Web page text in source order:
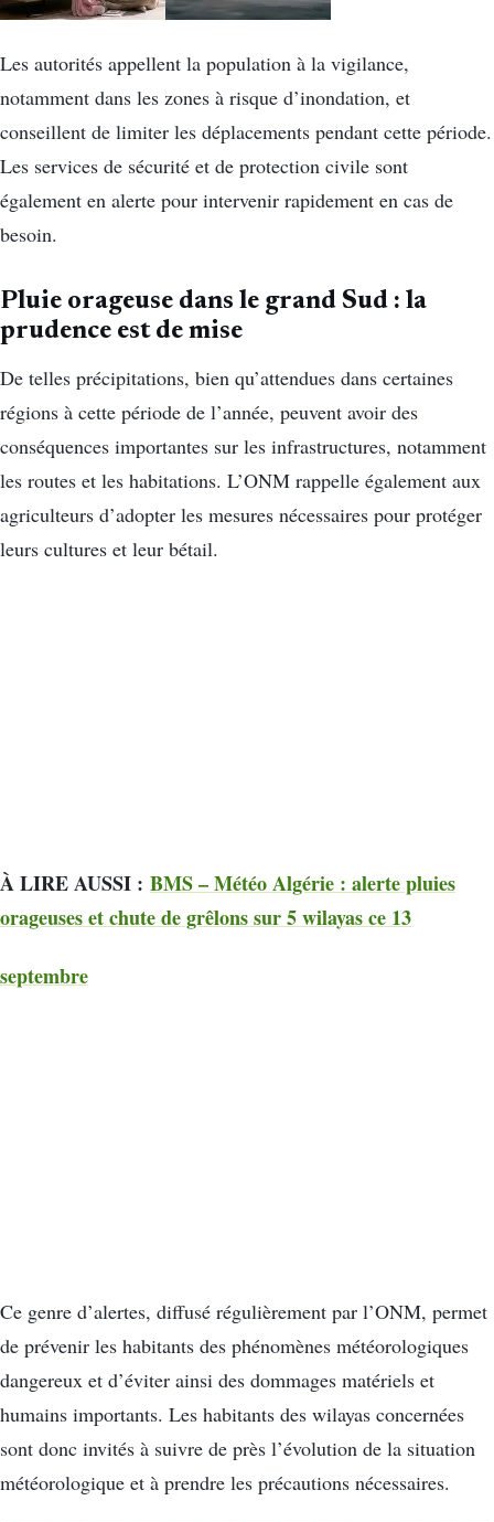
Les autorités appellent la population à la vigilance,
notamment dans les zones à risque d’inondation, et
conseillent de limiter les déplacements pendant cette période.
Les services de sécurité et de protection civile sont
également en alerte pour intervenir rapidement en cas de
besoin.
Pluie orageuse dans le grand Sud : la
prudence est de mise
De telles précipitations, bien qu’attendues dans certaines
régions à cette période de l’année, peuvent avoir des
conséquences importantes sur les infrastructures, notamment
les routes et les habitations. L’ONM rappelle également aux
agriculteurs d’adopter les mesures nécessaires pour protéger
leurs cultures et leur bétail.
À LIRE AUSSI : BMS – Météo Algérie : alerte pluies
orageuses et chute de grêlons sur 5 wilayas ce 13
septembre
Ce genre d’alertes, diffusé régulièrement par l’ONM, permet
de prévenir les habitants des phénomènes météorologiques
dangereux et d’éviter ainsi des dommages matériels et
humains importants. Les habitants des wilayas concernées
sont donc invités à suivre de près l’évolution de la situation
météorologique et à prendre les précautions nécessaires.